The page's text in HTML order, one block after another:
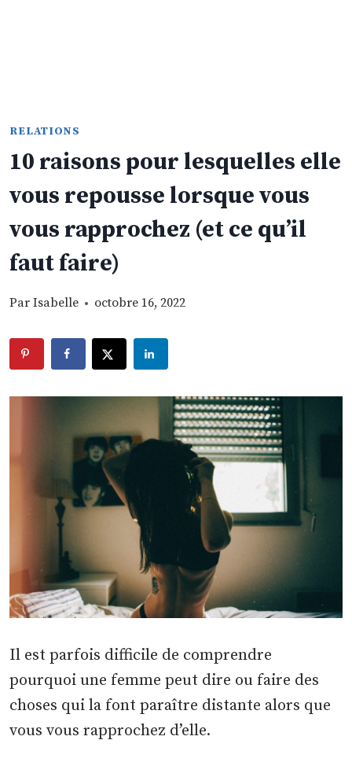
RELATIONS
10 raisons pour lesquelles elle
vous repousse lorsque vous
vous rapprochez (et ce qu’il
faut faire)
Par Isabelle octobre 16, 2022
Il est parfois difficile de comprendre
pourquoi une femme peut dire ou faire des
choses qui la font paraître distante alors que
vous vous rapprochez d’elle.